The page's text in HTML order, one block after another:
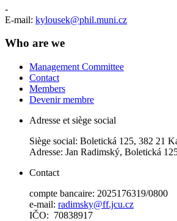
-
E-mail: kylousek@phil.muni.cz
Who are we
Management Committee
Contact
Members
Devenir membre
Adresse et siège social
Siège social: Boletická 125, 382 21
Adresse: Jan Radimský, Boletická
Contact
compte bancaire: 2025176319/0800
e-mail: radimsky@ff.jcu.cz
IČO: 70838917